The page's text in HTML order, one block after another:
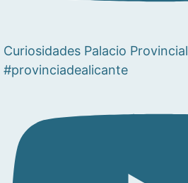
Curiosidades Palacio Provincial
#provinciadealicante